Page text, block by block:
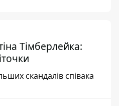
Тімберлейка:
скандалів співака